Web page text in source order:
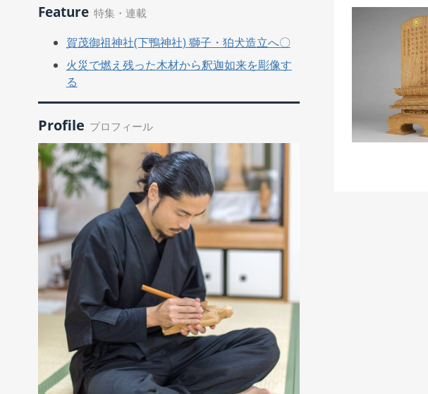
Feature 特集・連載
賀茂御祖神社(下鴨神社) 獅子・狛犬造立へ〇
火災で燃え残った木材から釈迦如来を彫像す
る
Profile プロフィール